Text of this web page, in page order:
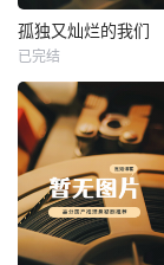
热播
未知
孤独又灿烂的我们
已完结